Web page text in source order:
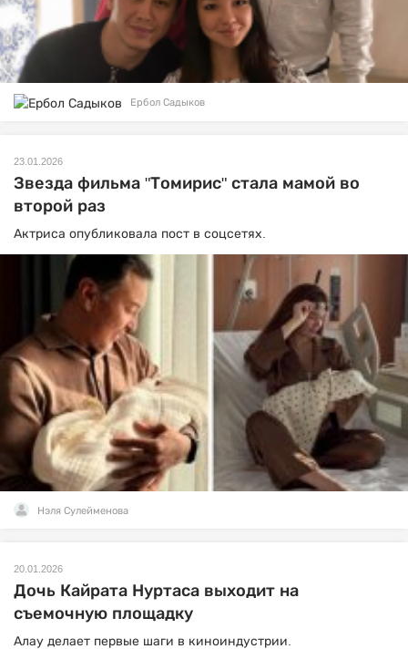
Ербол Садыков
23.01.2026
Звезда фильма "Томирис" стала мамой во
второй раз
Актриса опубликовала пост в соцсетях.
Нэля Сулейменова
20.01.2026
Дочь Кайрата Нуртаса выходит на
съемочную площадку
Алау делает первые шаги в киноиндустрии.